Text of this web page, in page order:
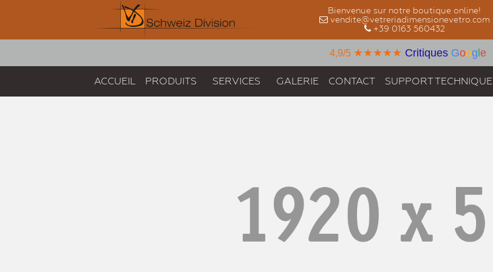
Bienvenue sur notre boutique online!
vendite@vetreriadimensionevetro.com
+39 0163 560432
4,9/5 ★★★★★ Critiques Goog e
ACCUEIL PRODUITS SERVICES GALERIE CONTACT SUPPORT TECHNIQUE